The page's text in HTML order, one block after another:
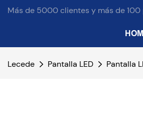
Más de 5000 clientes y más de
Lecede Pantalla LED Pantalla